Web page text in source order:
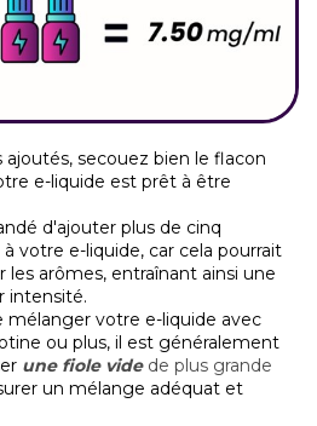
ajoutés, secouez bien le flacon
e-liquide est prêt à être
d'ajouter plus de cinq
votre e-liquide, car cela pourrait
les arômes, entraînant ainsi une
intensité.
mélanger votre e-liquide avec
ou plus, il est généralement
une fiole videde plus grande
un mélange adéquat et